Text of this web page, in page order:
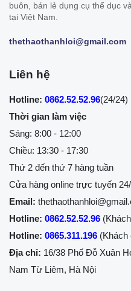
buôn, bán lẻ dụng cụ thể dục
tại Việt Nam.
thethaothanhloi@gmail.com
Liên hệ
Hotline: 0862.52.52.96(24/24)
Thời gian làm việc
Sáng: 8:00 - 12:00
Chiều: 13:30 - 17:30
Thứ 2 đến thứ 7 hàng tuần
Cửa hàng online trực tuyến
Email:
Hotline: 0862.52.52.96
Hotline: 0865.311.196 (Khách
Địa chỉ: 16/38 Phố Đỗ Xuân
Nam Từ Liêm, Hà Nội